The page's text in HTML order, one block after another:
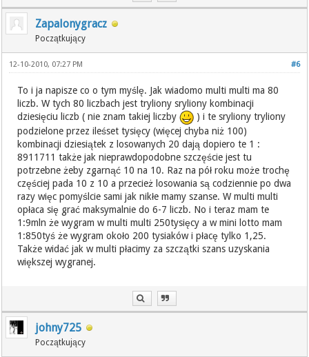
Zapalonygracz
Początkujący
#6
12-10-2010, 07:27 PM
To i ja napisze co o tym myślę. Jak wiadomo multi multi ma 80
liczb. W tych 80 liczbach jest tryliony sryliony kombinacji
dziesięciu liczb ( nie znam takiej liczby
) i te sryliony tryliony
podzielone przez ileśset tysięcy (więcej chyba niż 100)
kombinacji dziesiątek z losowanych 20 dają dopiero te 1 :
8911711 także jak nieprawdopodobne szczęście jest tu
potrzebne żeby zgarnąć 10 na 10. Raz na pół roku może trochę
częściej pada 10 z 10 a przecież losowania są codziennie po dwa
razy więc pomyślcie sami jak nikłe mamy szanse. W multi multi
opłaca się grać maksymalnie do 6-7 liczb. No i teraz mam te
1:9mln że wygram w multi multi 250tysięcy a w mini lotto mam
1:850tyś że wygram około 200 tysiaków i płacę tylko 1,25.
Także widać jak w multi płacimy za szczątki szans uzyskania
większej wygranej.
johny725
Początkujący